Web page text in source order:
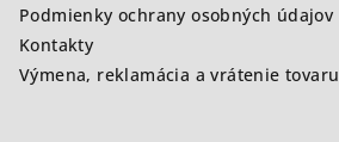
Podmienky ochrany osobných údajov
Kontakty
Výmena, reklamácia a vrátenie tovaru